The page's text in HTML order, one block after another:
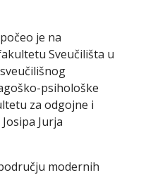
je na
Sveučilišta u
psihološke
za odgojne i
Jurja
modernih